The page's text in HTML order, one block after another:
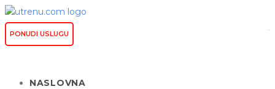
PONUDI USLUGU
NASLOVNA